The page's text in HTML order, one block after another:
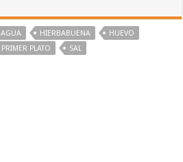
AGUA HIERBABUENA
HUEVO
PRIMER PLATO SAL